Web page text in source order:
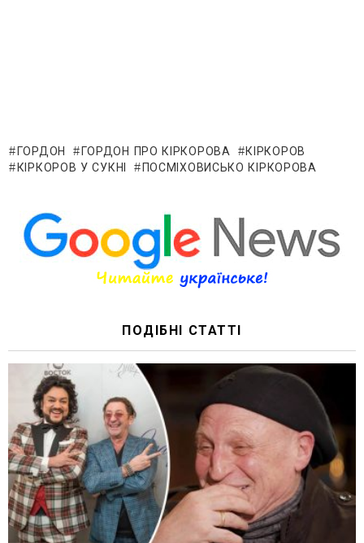
ГОРДОН ГОРДОН ПРО КІРКОРОВА
КІРКОРОВ
КІРКОРОВ У СУКНІ
ПОСМІХОВИСЬКО КІРКОРОВА
ПОДІБНІ СТАТТІ